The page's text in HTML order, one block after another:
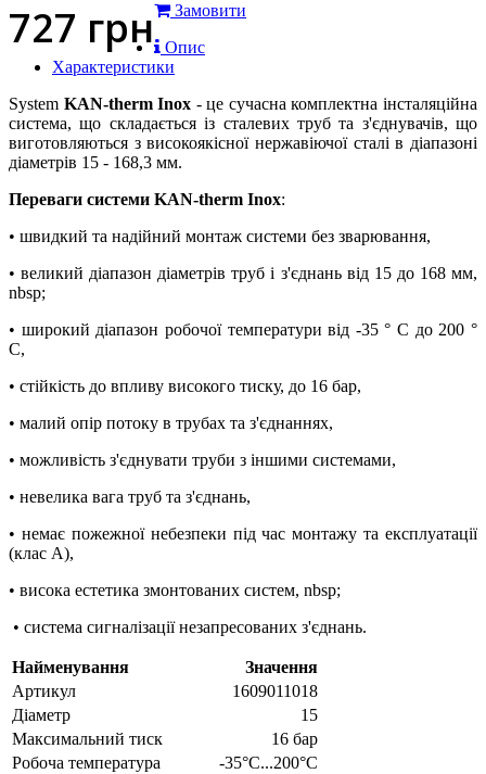
727 грн
Замовити
Опис
Характеристики
System KAN-therm Inox - це сучасна комплектна інсталяційна
система, що складається із сталевих труб та з'єднувачів, що
виготовляються з високоякісної нержавіючої сталі в діапазоні
діаметрів 15 - 168,3 мм.
Переваги системи KAN-therm Inox:
• швидкий та надійний монтаж системи без зварювання,
• великий діапазон діаметрів труб і з'єднань від 15 до 168 мм,
nbsp;
• широкий діапазон робочої температури від -35 ° C до 200 °
C,
• стійкість до впливу високого тиску, до 16 бар,
• малий опір потоку в трубах та з'єднаннях,
• можливість з'єднувати труби з іншими системами,
• невелика вага труб та з'єднань,
• немає пожежної небезпеки під час монтажу та експлуатації
(клас A),
• висока естетика змонтованих систем, nbsp;
• система сигналізації незапресованих з'єднань.
Найменування
Значення
Артикул
1609011018
Діаметр
15
Максимальний тиск
16 бар
Робоча температура
-35°C...200°C